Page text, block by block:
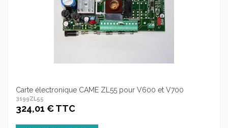
Carte électronique CAME ZL55 pour V600 et V700
3199ZL55
324,01 € TTC